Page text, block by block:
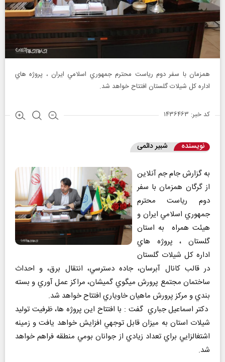
همزمان با سفر دوم رياست محترم جمهوري اسلامي ايران ، پروژه هاي
اداره كل شيلات گلستان افتتاح خواهد شد.
کد خبر: ۱۴۳۶۴۶۳
نویسنده شبیر دائمی
به گزارش جام جم آنلاین
از گرگان همزمان با سفر
دوم رياست محترم
جمهوري اسلامي ايران و
هيئت همراه به استان
گلستان ، پروژه هاي
اداره كل شيلات گلستان
در قالب كانال آبرسان، جاده دسترسي، انتقال برق، و احداث
ساختمان مجتمع پرورش ميگوي گميشان، مراكز عمل آوري و بسته
بندي و مركز پرورش ماهيان خاوياري افتتاح خواهد شد.
دكتر اسماعیل جباري گفت : با افتتاح اين پروژه ها، ظرفيت توليد
شيلات استان به ميزان قابل توجهي افزايش خواهد يافت و زمينه
اشتغالزايي براي تعداد زيادي از جوانان بومي منطقه فراهم خواهد
شد.